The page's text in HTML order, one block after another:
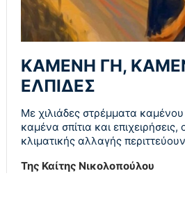
ΚΑΜΕΝΗ ΓΗ,
ΕΛΠΙΔΕΣ
Με χιλιάδες στρέμματα καμένου
καμένα σπίτια και επιχειρήσεις,
κλιματικής αλλαγής περιττεύουν
Της Καίτης Νικολοπούλου